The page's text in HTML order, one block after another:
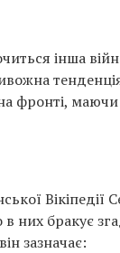
інша
фронті, маючи
Вікіпедії
них бракує
зазначає: